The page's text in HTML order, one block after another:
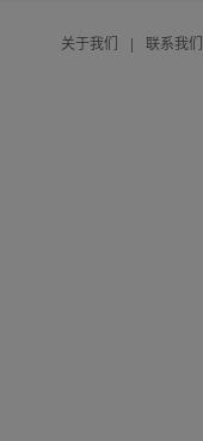
关于我们 | 联系我们